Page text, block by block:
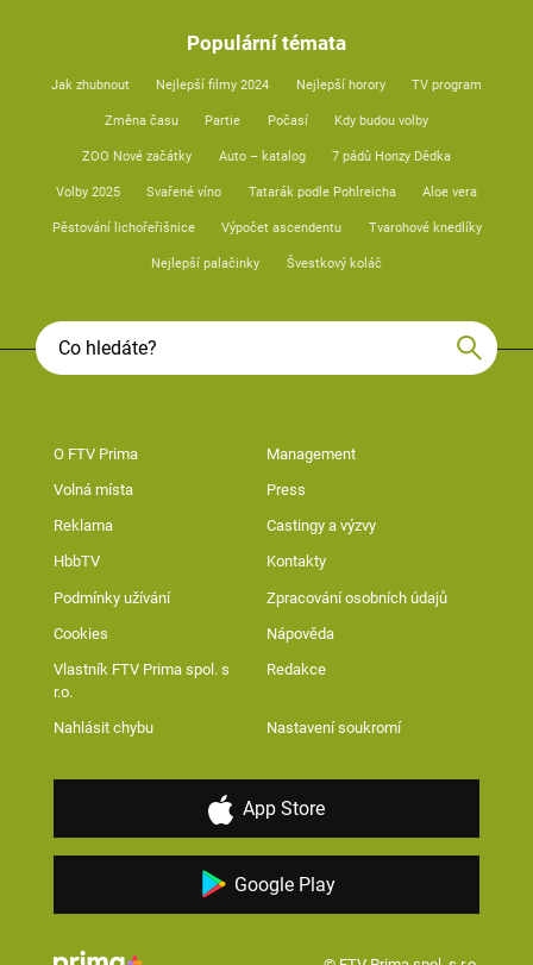
Populární témata
Jak zhubnout Nejlepší filmy 2024 Nejlepší horory TV program
Změna času Partie Počasí Kdy budou volby
ZOO Nové začátky Auto – katalog 7 pádů Honzy Dědka
Volby 2025 Svařené víno Tatarák podle Pohlreicha Aloe vera
Pěstování lichořeřišnice Výpočet ascendentu Tvarohové knedlíky
Nejlepší palačinky Švestkový koláč
O FTV Prima Management
Volná místa Press
Reklama Castingy a výzvy
HbbTV Kontakty
Podmínky užívání Zpracování osobních údajů
Cookies Nápověda
Vlastník FTV Prima spol. s
r.o.
Redakce
Nahlásit chybu Nastavení soukromí
App Store
Google Play